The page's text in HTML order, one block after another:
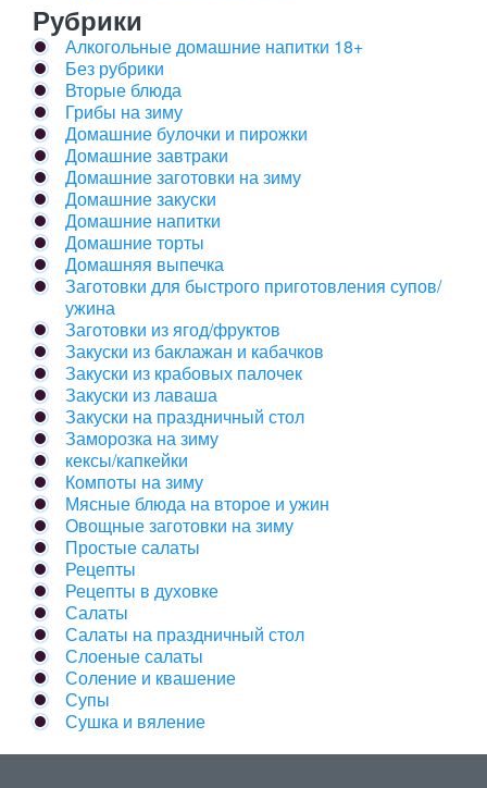
Рубрики
Алкогольные домашние напитки 18+
Без рубрики
Вторые блюда
Грибы на зиму
Домашние булочки и пирожки
Домашние завтраки
Домашние заготовки на зиму
Домашние закуски
Домашние напитки
Домашние торты
Домашняя выпечка
Заготовки для быстрого приготовления супов/
ужина
Заготовки из ягод/фруктов
Закуски из баклажан и кабачков
Закуски из крабовых палочек
Закуски из лаваша
Закуски на праздничный стол
Заморозка на зиму
кексы/капкейки
Компоты на зиму
Мясные блюда на второе и ужин
Овощные заготовки на зиму
Простые салаты
Рецепты
Рецепты в духовке
Салаты
Салаты на праздничный стол
Слоеные салаты
Соление и квашение
Супы
Сушка и вяление